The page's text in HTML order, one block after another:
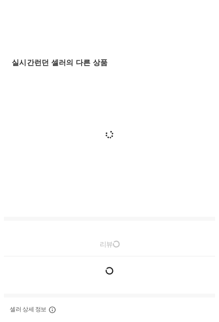
실시간런던 셀러의 다른 상품
리뷰
셀러 상세 정보